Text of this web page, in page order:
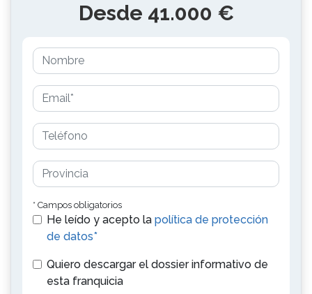
Desde 41.000 €
* Campos obligatorios
He leído y acepto la política de protección
de datos*
Quiero descargar el dossier informativo de
esta franquicia